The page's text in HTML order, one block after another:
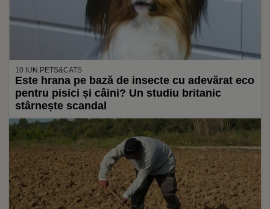
10 IUN.PETS&CATS
Este hrana pe bază de insecte cu adevărat eco
pentru pisici și câini? Un studiu britanic
stârnește scandal